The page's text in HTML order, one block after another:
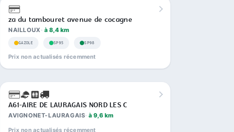
za du tambouret avenue de cocagne
NAILLOUX à 8,4 km
GAZOLE SP95 SP98
Prix non actualisés récemment
A61-AIRE DE LAURAGAIS NORD LES C
AVIGNONET-LAURAGAIS à 9,6 km
Prix non actualisés récemment